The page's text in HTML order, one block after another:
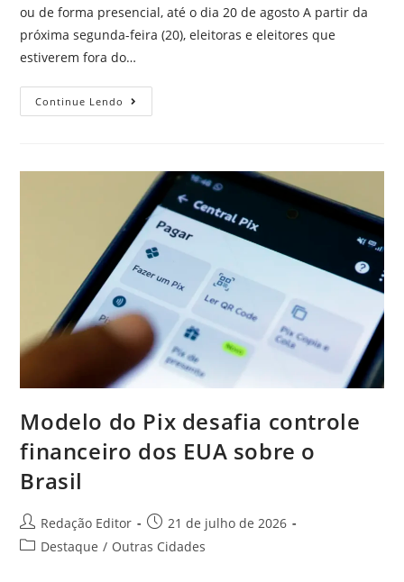
ou de forma presencial, até o dia 20 de agosto A partir da
próxima segunda-feira (20), eleitoras e eleitores que
estiverem fora do…
Continue Lendo
Modelo do Pix desafia controle
financeiro dos EUA sobre o
Brasil
Redação Editor
21 de julho de 2026
Destaque / Outras Cidades